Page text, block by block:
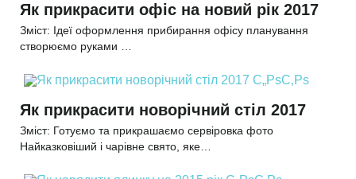
Як прикрасити офіс на новий рік 2017
Зміст: Ідеї оформлення прибирання офісу планування
створюємо руками …
Як прикрасити новорічний стіл 2017
Зміст: Готуємо та прикрашаємо сервіровка фото
Найказковіший і чарівне свято, яке…